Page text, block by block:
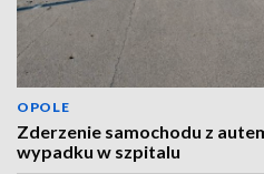
OPOLE
Zderzenie samochodu z
wypadku w szpitalu